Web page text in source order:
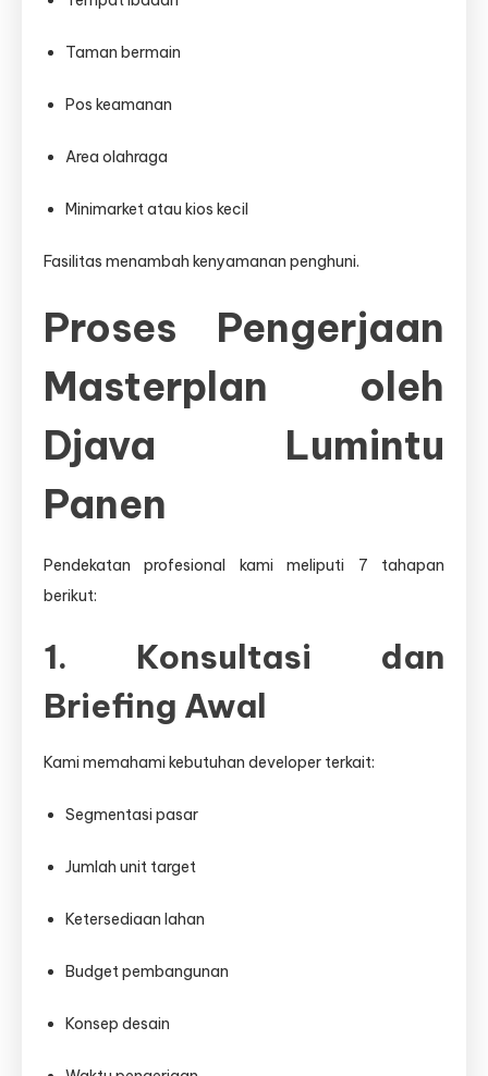
Taman bermain
Pos keamanan
Area olahraga
Minimarket atau kios kecil
Fasilitas menambah kenyamanan penghuni.
Proses Pengerjaan
Masterplan oleh
Djava Lumintu
Panen
Pendekatan profesional kami meliputi 7 tahapan
berikut:
1. Konsultasi dan
Briefing Awal
Kami memahami kebutuhan developer terkait:
Segmentasi pasar
Jumlah unit target
Ketersediaan lahan
Budget pembangunan
Konsep desain